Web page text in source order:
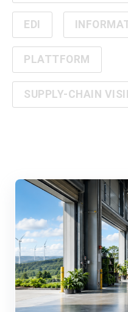
EDI
PLATTFORM
SUPPLY-CHAIN